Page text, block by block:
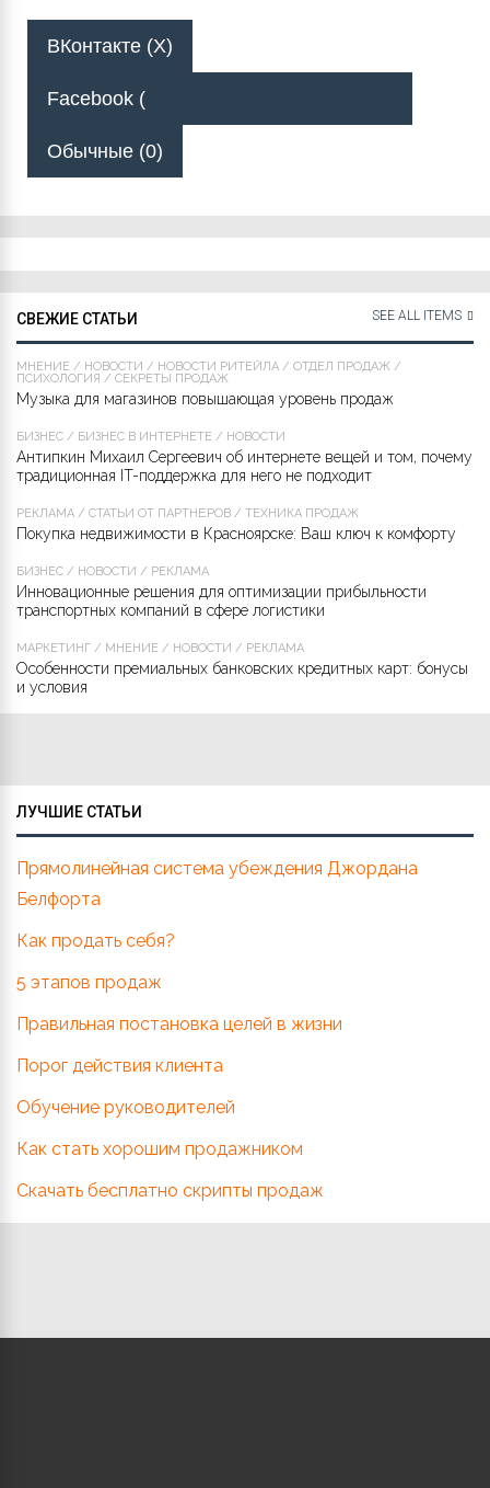
ВКонтакте (X)
Facebook (
Обычные (0)
СВЕЖИЕ СТАТЬИ SEE ALL ITEMS
МНЕНИЕ / НОВОСТИ / НОВОСТИ РИТЕЙЛА / ОТДЕЛ ПРОДАЖ /
ПСИХОЛОГИЯ / СЕКРЕТЫ ПРОДАЖ
Музыка для магазинов повышающая уровень продаж
БИЗНЕС / БИЗНЕС В ИНТЕРНЕТЕ / НОВОСТИ
Антипкин Михаил Сергеевич об интернете вещей и том, почему
традиционная IT-поддержка для него не подходит
РЕКЛАМА / СТАТЬИ ОТ ПАРТНЁРОВ / ТЕХНИКА ПРОДАЖ
Покупка недвижимости в Красноярске: Ваш ключ к комфорту
БИЗНЕС / НОВОСТИ / РЕКЛАМА
Инновационные решения для оптимизации прибыльности
транспортных компаний в сфере логистики
МАРКЕТИНГ / МНЕНИЕ / НОВОСТИ / РЕКЛАМА
Особенности премиальных банковских кредитных карт: бонусы
и условия
ЛУЧШИЕ СТАТЬИ
Прямолинейная система убеждения Джордана
Белфорта
Как продать себя?
5 этапов продаж
Правильная постановка целей в жизни
Порог действия клиента
Обучение руководителей
Как стать хорошим продажником
Скачать бесплатно скрипты продаж